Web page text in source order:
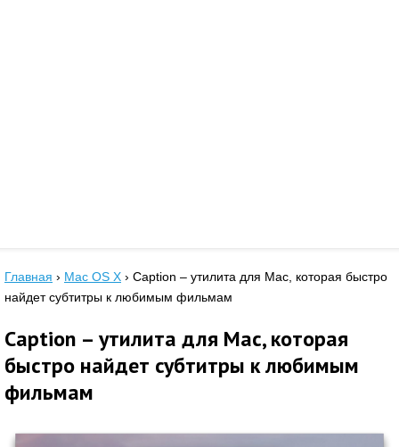
Главная › Mac OS X › Caption – утилита для Mac, которая быстро
найдет субтитры к любимым фильмам
Caption – утилита для Mac, которая
быстро найдет субтитры к любимым
фильмам